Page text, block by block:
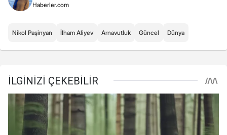
Haberler.com
Nikol Paşinyan İlham Aliyev Arnavutluk Güncel Dünya